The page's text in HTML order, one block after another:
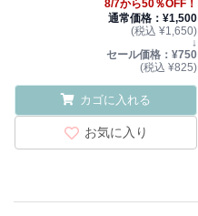
8/7から50％OFF！
通常価格：¥1,500
(税込 ¥1,650)
↓
セール価格：¥750
(税込 ¥825)
カゴに入れる
お気に入り